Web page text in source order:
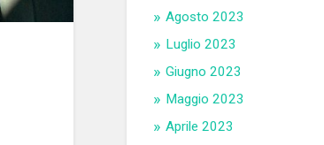
Agosto 2023
Luglio 2023
Giugno 2023
Maggio 2023
Aprile 2023